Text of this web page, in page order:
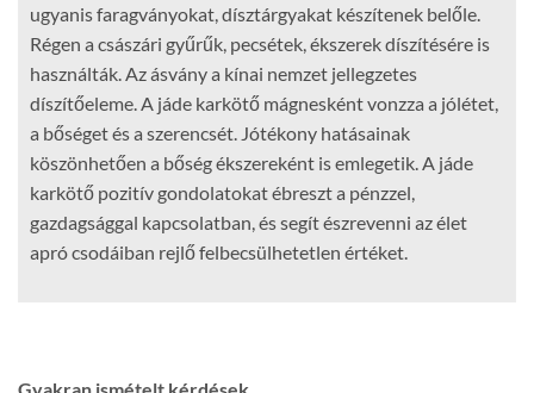
ugyanis faragványokat, dísztárgyakat készítenek belőle.
Régen a császári gyűrűk, pecsétek, ékszerek díszítésére is
használták. Az ásvány a kínai nemzet jellegzetes
díszítőeleme. A jáde karkötő mágnesként vonzza a jólétet,
a bőséget és a szerencsét. Jótékony hatásainak
köszönhetően a bőség ékszereként is emlegetik. A jáde
karkötő pozitív gondolatokat ébreszt a pénzzel,
gazdagsággal kapcsolatban, és segít észrevenni az élet
apró csodáiban rejlő felbecsülhetetlen értéket.